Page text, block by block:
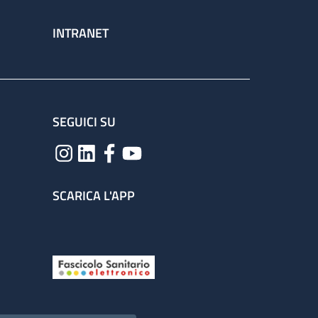
INTRANET
SEGUICI SU
SCARICA L'APP